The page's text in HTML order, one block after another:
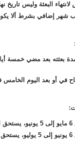
البعثة وليس تاريخ
شهر إضافي بشرط ألا
:
بعثته بعد مضي خمسة
بنجاح في أو بعد اليوم
: